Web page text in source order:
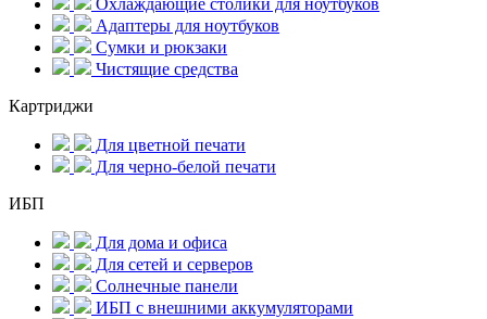
Охлаждающие столики для ноутбуков
Адаптеры для ноутбуков
Сумки и рюкзаки
Чистящие средства
Картриджи
Для цветной печати
Для черно-белой печати
ИБП
Для дома и офиса
Для сетей и серверов
Солнечные панели
ИБП с внешними аккумуляторами